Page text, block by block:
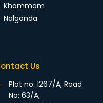
Khammam
Nalgonda
Us
Plot no: 1267/A, Road
No: 63/A,